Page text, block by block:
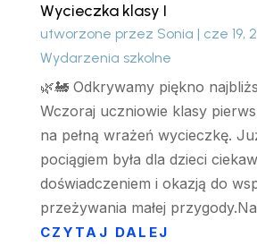
Wycieczka klasy I
utworzone przez Sonia | cze 19,
Wydarzenia szkolne
🌿🚂 Odkrywamy piękno
Wczoraj uczniowie klasy
na pełną wrażeń wycieczkę.
pociągiem była dla dzieci
doświadczeniem i okazją do
przeżywania małej
CZYTAJ DALEJ